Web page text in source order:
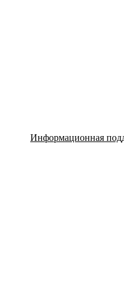
Информационная